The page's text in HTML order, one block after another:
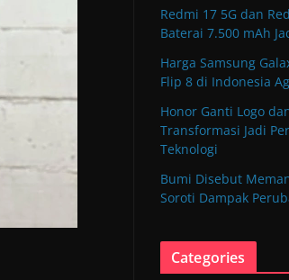
Redmi 17 5G dan
Baterai 7.500 mAh
Harga Samsung
Flip 8 di Indonesia
Honor Ganti Logo
Transformasi Jadi
Teknologi
Bumi Disebut
Soroti Dampak
Categories